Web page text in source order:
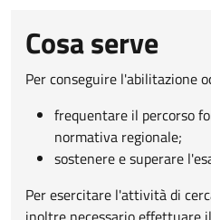
Cosa serve
Per conseguire l'abilitazione
frequentare il percorso
normativa regionale;
sostenere e superare
Per esercitare l'attività di